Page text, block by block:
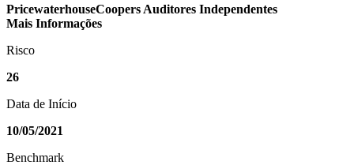
PricewaterhouseCoopers Auditores Independentes
Mais Informações
Risco
26
Data de Início
10/05/2021
Benchmark